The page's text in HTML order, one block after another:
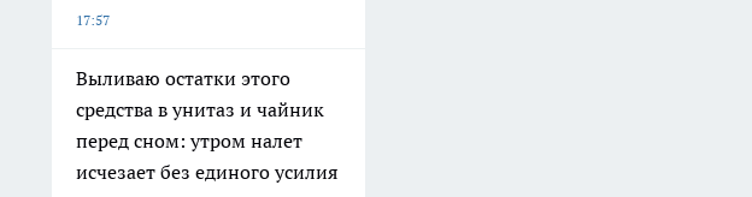
17:57
Выливаю остатки этого
средства в унитаз и чайник
перед сном: утром налет
исчезает без единого усилия